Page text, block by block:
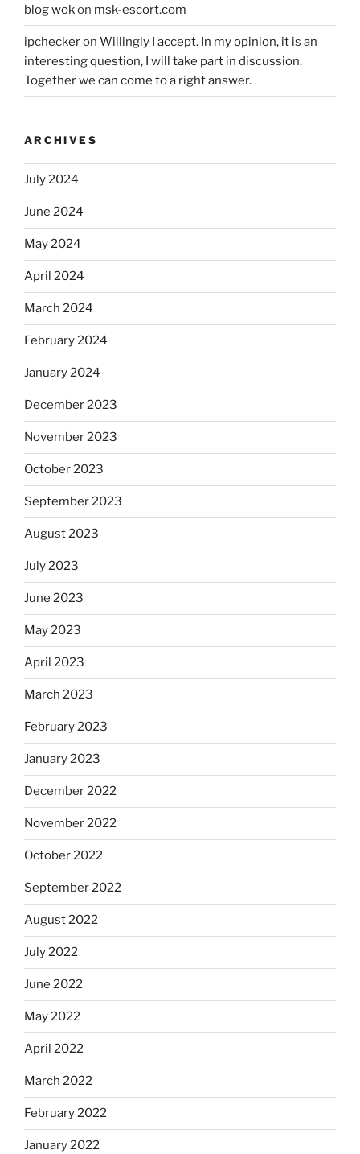
blog wokon msk-escort.com
ipcheckeron Willingly I accept. In my opinion, it is an
interesting question, I will take part in discussion.
Together we can come to a right answer.
ARCHIVES
July 2024
June 2024
May 2024
April 2024
March 2024
February 2024
January 2024
December 2023
November 2023
October 2023
September 2023
August 2023
July 2023
June 2023
May 2023
April 2023
March 2023
February 2023
January 2023
December 2022
November 2022
October 2022
September 2022
August 2022
July 2022
June 2022
May 2022
April 2022
March 2022
February 2022
January 2022